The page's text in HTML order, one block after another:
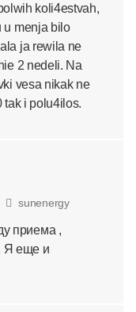
koli4estvah,
u menja bilo
ja rewila ne
2 nedeli. Na
vesa nikak ne
tak i polu4ilos.
sunenergy
приема ,
Я еще и